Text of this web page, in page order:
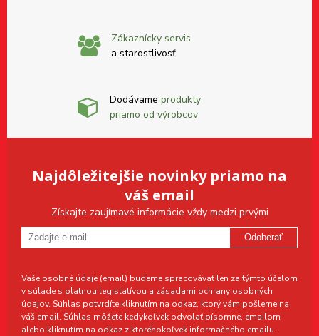
Zákaznícky servis
a starostlivosť
Dodávame produkty
priamo od výrobcov
Najdôležitejšie novinky priamo na
váš email
Získajte zaujímavé informácie vždy medzi prvými
Odoberať
Vaše osobné údaje (email) budeme spracovávať len za týmto účelom
v súlade s platnou legislatívou a zásadami ochrany osobných
údajov. Súhlas potvrdíte kliknutím na odkaz, ktorý vám pošleme na
váš email. Súhlas môžete kedykoľvek odvolať písomne, emailom
alebo kliknutím na odkaz z ktoréhokoľvek informačného emailu.